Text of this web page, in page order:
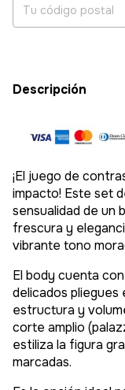
Descripción
¡El juego de
impacto! Este set
sensualidad de un
frescura y
vibrante tono
El body cuenta
delicados pliegues
estructura y
corte amplio
estiliza la figura
marcadas.